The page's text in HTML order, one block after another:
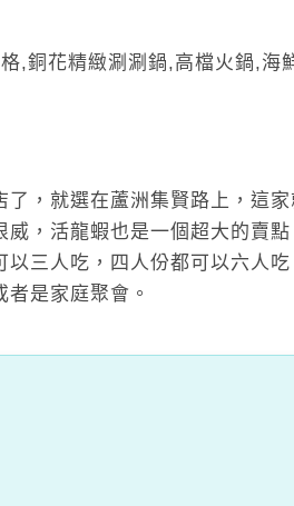
，就選在蘆洲集賢路上，這家
，活龍蝦也是一個超大的賣點
三人吃，四人份都可以六人吃
是家庭聚會。